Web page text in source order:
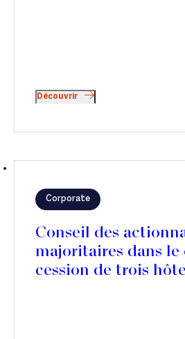
Découvrir
Corporate
Conseil des
majoritaires dans le
cession de trois